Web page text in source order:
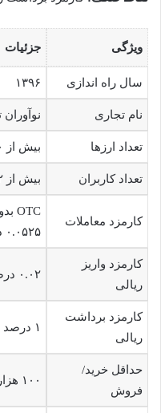
ویژگی جزئیات
سال راه اندازی ۱۳۹۶
نام تجاری
تعداد ارزها بیش از ۳۳۰
تعداد کاربران بیش از ۲ میلیون
کارمزد معاملات
۰.۰۵۲۵ درصد
کارمزد واریز
ریالی
۰.۰۲ درصد
کارمزد برداشت
ریالی
۱ درصد
حداقل خرید/
فروش
۱۰۰ هزار تومان